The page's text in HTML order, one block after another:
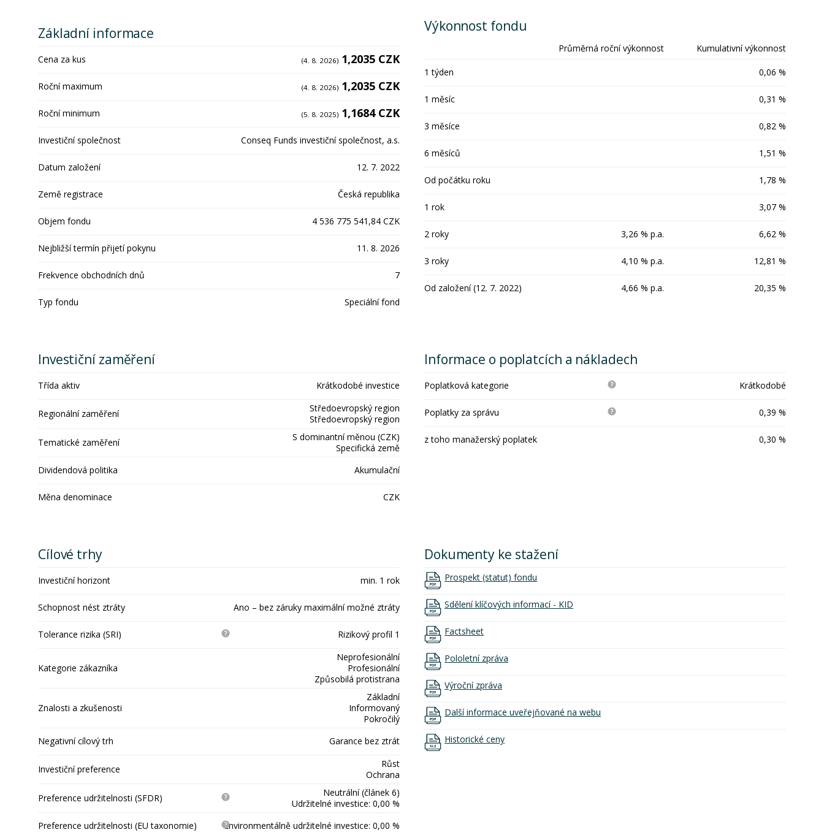
Základní informace
Cena za kus (4. 8. 2026) 1,2035 CZK
Roční maximum (4. 8. 2026) 1,2035 CZK
Roční minimum (5. 8. 2025) 1,1684 CZK
Investiční společnost Conseq Funds investiční společnost, a.s.
Datum založení 12. 7. 2022
Země registrace Česká republika
Objem fondu 4 536 775 541,84 CZK
Nejbližší termín přijetí pokynu 11. 8. 2026
Frekvence obchodních dnů 7
Typ fondu Speciální fond
Výkonnost fondu
Průměrná roční výkonnost Kumulativní výkonnost
1 týden 0,06 %
1 měsíc 0,31 %
3 měsíce 0,82 %
6 měsíců 1,51 %
Od počátku roku 1,78 %
1 rok 3,07 %
2 roky 3,26 % p.a. 6,62 %
3 roky 4,10 % p.a. 12,81 %
Od založení (12. 7. 2022) 4,66 % p.a. 20,35 %
Investiční zaměření
Třída aktiv Krátkodobé investice
Regionální zaměření
Středoevropský region
Středoevropský region
Tematické zaměření
S dominantní měnou (CZK)
Specifická země
Dividendová politika
Akumulační
Měna denominace CZK
Informace o poplatcích a nákladech
Poplatková kategorie Krátkodobé
Poplatky za správu 0,39 %
z toho manažerský poplatek 0,30 %
Cílové trhy
Investiční horizont min. 1 rok
Schopnost nést ztráty Ano – bez záruky maximální možné ztráty
Tolerance rizika (SRI) Rizikový profil 1
Kategorie zákazníka
Neprofesionální
Profesionální
Způsobilá protistrana
Znalosti a zkušenosti
Základní
Informovaný
Pokročilý
Negativní cílový trh
Garance bez ztrát
Investiční preference
Růst
Ochrana
Preference udržitelnosti (SFDR)
Neutrální (článek 6)
Udržitelné investice: 0,00 %
Preference udržitelnosti (EU taxonomie)
Environmentálně udržitelné investice: 0,00 %
Dokumenty ke stažení
Prospekt (statut) fondu
Sdělení klíčových informací - KID
Factsheet
Pololetní zpráva
Výroční zpráva
Další informace uveřejňované na webu
Historické ceny